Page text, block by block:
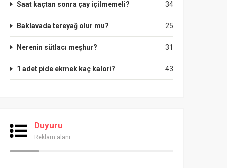
34
Saat kaçtan sonra çay içilmemeli?
25
Baklavada tereyağ olur mu?
31
Nerenin sütlacı meşhur?
43
1 adet pide ekmek kaç kalori?
Duyuru
Reklam alanı